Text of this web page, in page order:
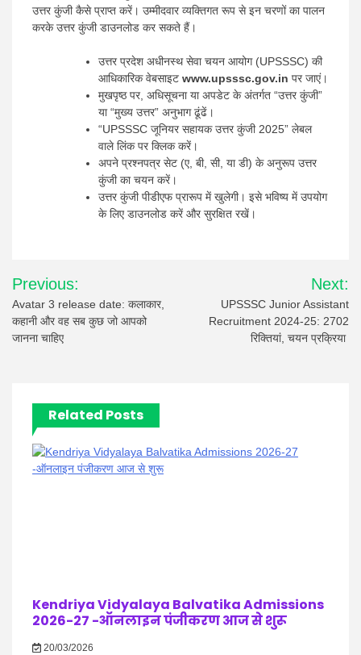
उत्तर कुंजी कैसे प्राप्त करें। उम्मीदवार व्यक्तिगत रूप से इन चरणों का पालन
करके उत्तर कुंजी डाउनलोड कर सकते हैं।
उत्तर प्रदेश अधीनस्थ सेवा चयन आयोग (UPSSSC) की
आधिकारिक वेबसाइट www.upsssc.gov.in पर जाएं।
मुखपृष्ठ पर, अधिसूचना या अपडेट के अंतर्गत “उत्तर कुंजी”
या “मुख्य उत्तर” अनुभाग ढूंढें।
“UPSSSC जूनियर सहायक उत्तर कुंजी 2025” लेबल
वाले लिंक पर क्लिक करें।
अपने प्रश्नपत्र सेट (ए, बी, सी, या डी) के अनुरूप उत्तर
कुंजी का चयन करें।
उत्तर कुंजी पीडीएफ प्रारूप में खुलेगी। इसे भविष्य में उपयोग
के लिए डाउनलोड करें और सुरक्षित रखें।
Post
navigation
Previous:
Avatar 3 release date: कलाकार,
कहानी और वह सब कुछ जो आपको
जानना चाहिए
Next:
UPSSSC Junior Assistant
Recruitment 2024-25: 2702
रिक्तियां, चयन प्रक्रिया
Related Posts
Kendriya Vidyalaya Balvatika Admissions
2026-27 -ऑनलाइन पंजीकरण आज से शुरू
20/03/2026